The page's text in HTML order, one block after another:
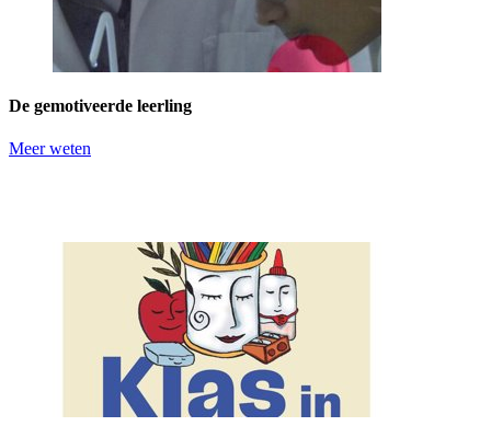
De gemotiveerde leerling
Meer weten